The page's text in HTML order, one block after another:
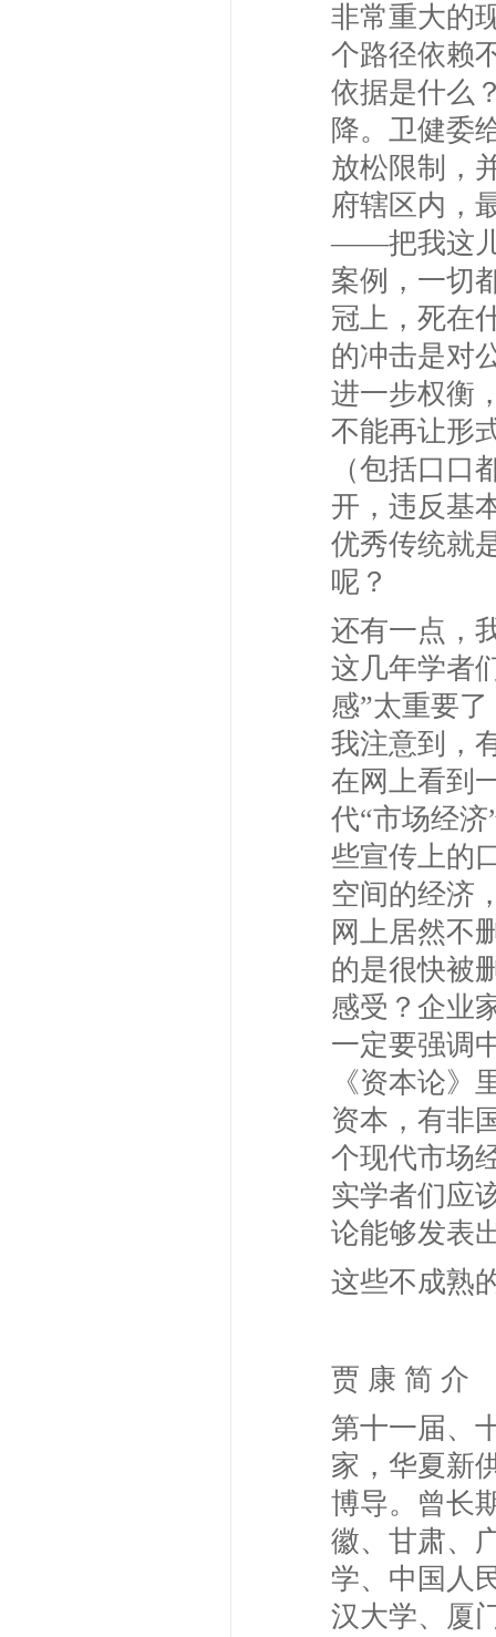
非常重大的
个路径依赖
依据是什么
降。卫健委
放松限制，
府辖区内，
——把我这儿
案例，一切
冠上，死在
的冲击是对
进一步权衡
不能再让形
（包括口
开，违反基
优秀传统就
呢？
还有一点，
这几年学者
感”太重要
我注意到，
在网上看到
代“市场经
些宣传上的
空间的经济
网上居然不
的是很快被
感受？企业
一定要强调
《资本论
资本，有非
个现代市场
实学者们应
论能够发表
这些不成熟
贾 康 简 介
第十一届、
家，华夏新
博导。曾长
徽、甘肃、
学、中国人
汉大学、厦